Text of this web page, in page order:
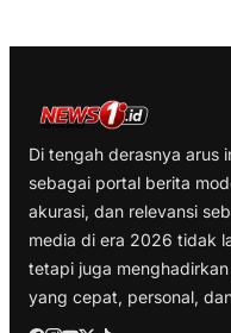
Di tengah derasnya arus
sebagai portal berita
akurasi, dan relevansi
media di era 2026 tidak
tetapi juga
yang cepat, personal,